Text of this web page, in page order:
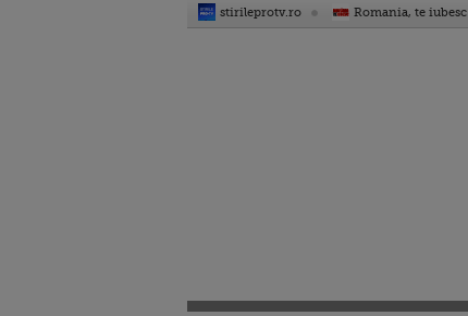
stirileprotv.ro Romania, te iubesc